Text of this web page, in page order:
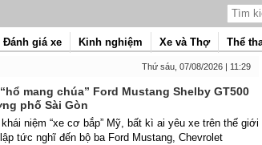
Đánh giá xe Kinh nghiệm Xe và Thợ Thể
Thứ sáu, 07/08/2026 | 11:29
mang chúa” Ford Mustang Shelby GT500
phố Sài Gòn
khái niệm “xe cơ bắp” Mỹ, bất kì ai yêu xe trên thế giới
tức nghĩ đến bộ ba Ford Mustang, Chevrolet